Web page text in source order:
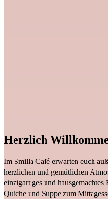
Herzlich
Im Smilla Café erwarten euch
herzlichen und gemütlichen
einzigartiges und
Quiche und Suppe zum